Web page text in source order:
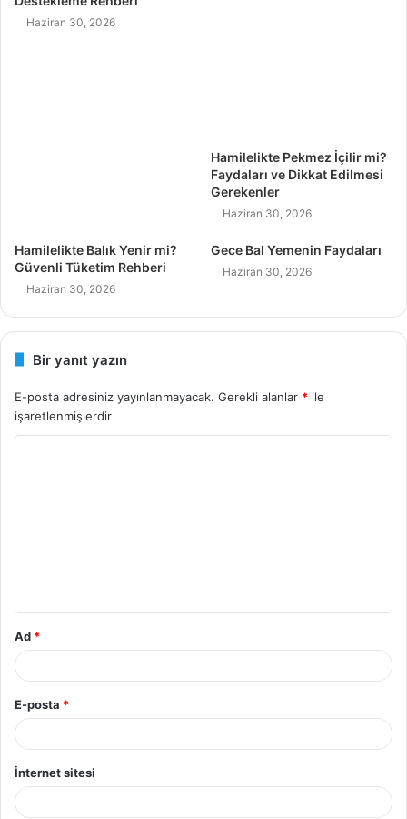
Haziran 30, 2026
Hamilelikte Pekmez İçilir mi?
Faydaları ve Dikkat Edilmesi
Gerekenler
Haziran 30, 2026
Hamilelikte Balık Yenir mi?
Güvenli Tüketim Rehberi
Haziran 30, 2026
Gece Bal Yemenin Faydaları
Haziran 30, 2026
Bir yanıt yazın
E-posta adresiniz yayınlanmayacak. Gerekli alanlar * ile
işaretlenmişlerdir
Ad *
E-posta *
İnternet sitesi